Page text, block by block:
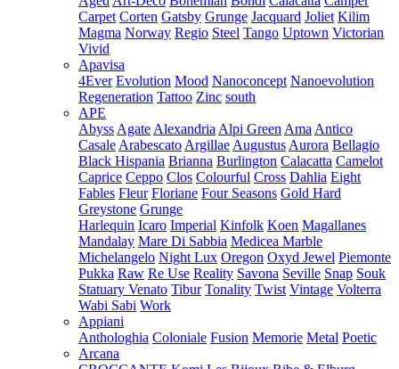
Carpet Corten Gatsby Grunge Jacquard Joliet Kilim
Magma Norway Regio Steel Tango Uptown Victorian
Vivid
Apavisa
4Ever Evolution Mood Nanoconcept Nanoevolution
Regeneration Tattoo Zinc south
APE
Abyss Agate Alexandria Alpi Green Ama Antico
Casale Arabescato Argillae Augustus Aurora Bellagio
Black Hispania Brianna Burlington Calacatta Camelot
Caprice Ceppo Clos Colourful Cross Dahlia Eight
Fables Fleur Floriane Four Seasons Gold Hard
Greystone Grunge
Harlequin Icaro Imperial Kinfolk Koen Magallanes
Mandalay Mare Di Sabbia Medicea Marble
Michelangelo Night Lux Oregon Oxyd Jewel Piemonte
Pukka Raw Re Use Reality Savona Seville Snap Souk
Statuary Venato Tibur Tonality Twist Vintage Volterra
Wabi Sabi Work
Appiani
Anthologhia Coloniale Fusion Memorie Metal Poetic
Arcana